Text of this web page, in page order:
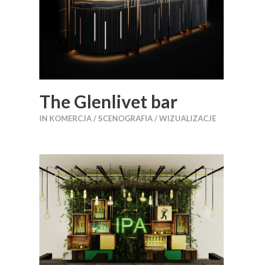
The Glenlivet bar
IN KOMERCJA / SCENOGRAFIA / WIZUALIZACJE